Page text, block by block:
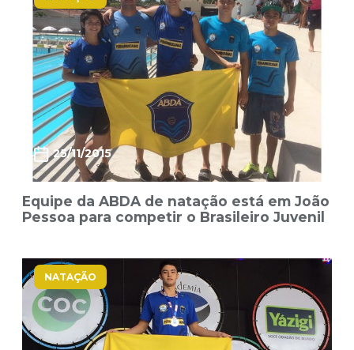
25/11/2015
Equipe da ABDA de natação está em João
Pessoa para competir o Brasileiro Juvenil
NATAÇÃO